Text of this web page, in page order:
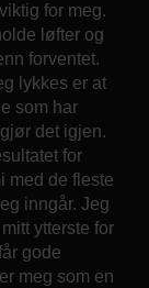
for meg.
løfter og
forventet.
lykkes er at
som har
det igjen.
for
med de fleste
inngår. Jeg
ytterste for
gode
meg som en